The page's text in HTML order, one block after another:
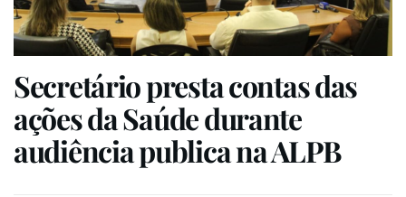
Secretário presta contas das
ações da Saúde durante
audiência publica na ALPB